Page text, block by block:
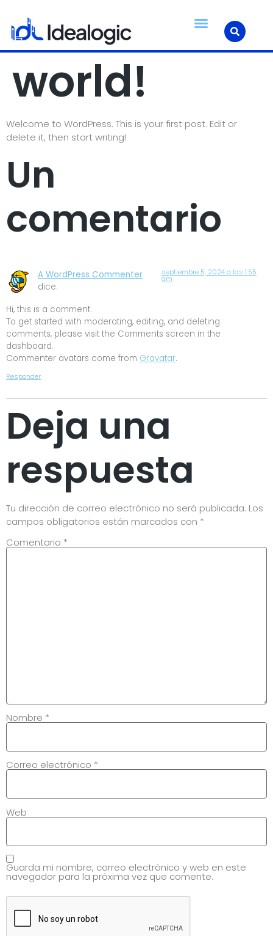
Hello
world!
Welcome to WordPress. This is your first post. Edit or
delete it, then start writing!
Un
comentario
A WordPress Commenter
dice:
septiembre 5, 2024 a las 1:55
am
Hi, this is a comment.
To get started with moderating, editing, and deleting
comments, please visit the Comments screen in the
dashboard.
Commenter avatars come from Gravatar.
Responder
Deja una
respuesta
Tu dirección de correo electrónico no será publicada. Los
campos obligatorios están marcados con *
Comentario *
Nombre *
Correo electrónico *
Web
Guarda mi nombre, correo electrónico y web en este
navegador para la próxima vez que comente.